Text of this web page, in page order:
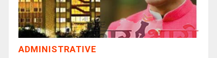
ADMINISTRATIVE